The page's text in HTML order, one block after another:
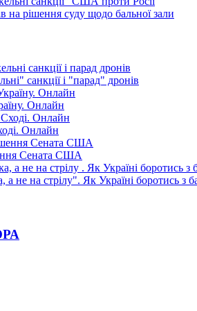
на рішення суду щодо бальної зали
санкції і "парад" дронів
Онлайн
Онлайн
Сената США
не на стрілу". Як Україні боротись з